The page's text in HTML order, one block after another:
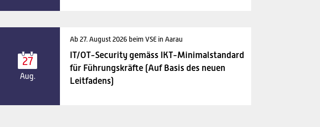
27
Aug.
Ab 27. August 2026 beim VSE in Aarau
IT/OT-Security gemäss IKT-Minimalstandard
für Führungskräfte (Auf Basis des neuen
Leitfadens)